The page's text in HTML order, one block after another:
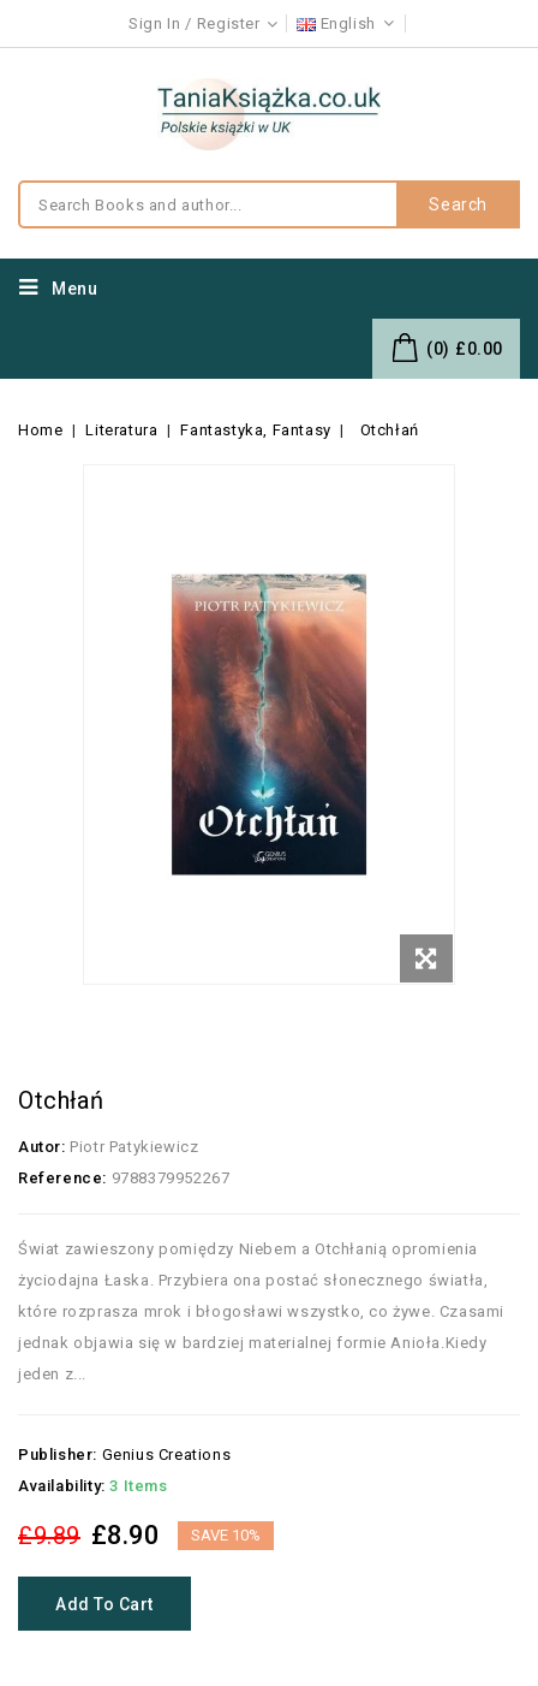
Sign In Register English
Search
Menu
(0) £0.00
Home Literatura Fantastyka, Fantasy Otchłań
Otchłań
Autor: Piotr Patykiewicz
Reference: 9788379952267
Świat zawieszony pomiędzy Niebem a Otchłanią opromienia
życiodajna Łaska. Przybiera ona postać słonecznego światła,
które rozprasza mrok i błogosławi wszystko, co żywe. Czasami
jednak objawia się w bardziej materialnej formie Anioła.Kiedy
jeden z...
Publisher: Genius Creations
Availability: 3 Items
£9.89 £8.90 SAVE 10%
Add To Cart